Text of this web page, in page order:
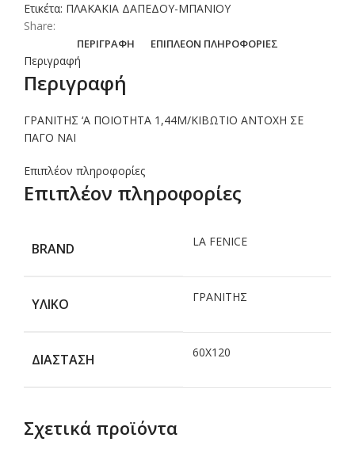
Ετικέτα: ΠΛΑΚΑΚΙΑ ΔΑΠΕΔΟΥ-ΜΠΑΝΙΟΥ
Share:
ΠΕΡΙΓΡΑΦΉ ΕΠΙΠΛΈΟΝ ΠΛΗΡΟΦΟΡΊΕΣ
Περιγραφή
Περιγραφή
ΓΡΑΝΙΤΗΣ ‘Α ΠΟΙΟΤΗΤΑ 1,44M/ΚΙΒΩΤΙΟ ΑΝΤΟΧΗ ΣΕ
ΠΑΓΟ ΝΑΙ
Επιπλέον πληροφορίες
Επιπλέον πληροφορίες
BRAND LA FENICE
ΥΛΙΚΟ ΓΡΑΝΙΤΗΣ
ΔΙΑΣΤΑΣΗ 60Χ120
Σχετικά προϊόντα